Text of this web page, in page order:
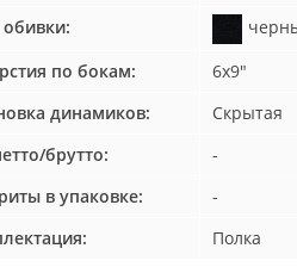
по бокам:
6х9"
динамиков:
Скрытая
брутто:
-
в упаковке:
-
Полка